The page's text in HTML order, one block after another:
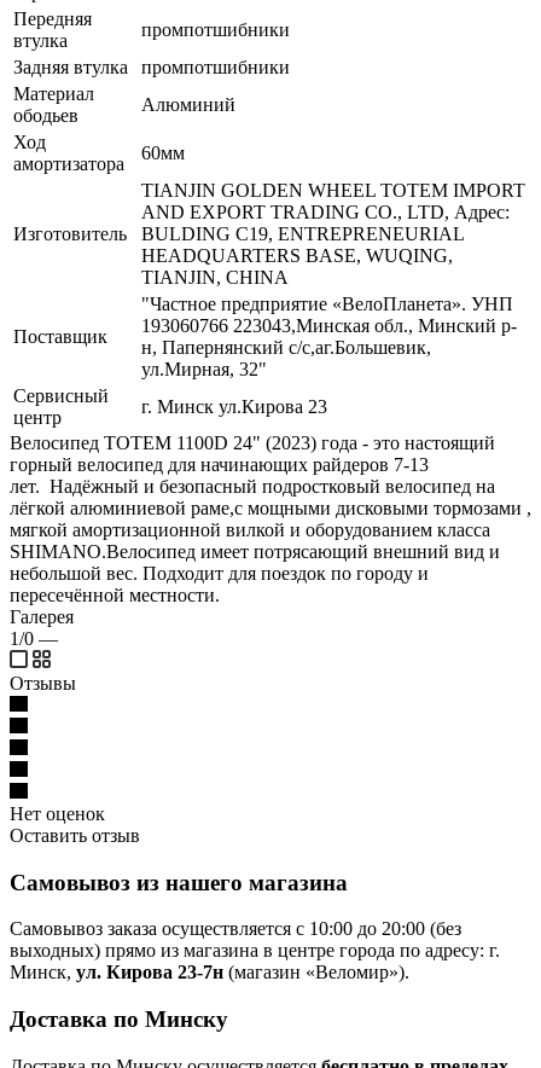
Передняя
втулка
промпотшибники
Задняя втулка
промпотшибники
Материал
ободьев
Алюминий
Ход
амортизатора
60мм
Изготовитель
TIANJIN GOLDEN WHEEL TOTEM IMPORT
AND EXPORT TRADING CO., LTD, Адрес:
BULDING C19, ENTREPRENEURIAL
HEADQUARTERS BASE, WUQING,
TIANJIN, CHINA
Поставщик
"Частное предприятие «ВелоПланета». УНП
193060766 223043,Минская обл., Минский р-
н, Папернянский с/с,аг.Большевик,
ул.Мирная, 32"
Сервисный
центр
г. Минск ул.Кирова 23
Велосипед TOTEM 1100D 24" (2023) года - это настоящий
горный велосипед для начинающих райдеров 7-13
лет. Надёжный и безопасный подростковый велосипед на
лёгкой алюминиевой раме,с мощными дисковыми тормозами ,
мягкой амортизационной вилкой и оборудованием класса
SHIMANO.Велосипед имеет потрясающий внешний вид и
небольшой вес. Подходит для поездок по городу и
пересечённой местности.
Галерея
1/0 —
Отзывы
Нет оценок
Оставить отзыв
Самовывоз из нашего магазина
Самовывоз заказа осуществляется с 10:00 до 20:00 (без
выходных) прямо из магазина в центре города по адресу: г.
Минск, ул. Кирова 23-7н (магазин «Веломир»).
Доставка по Минску